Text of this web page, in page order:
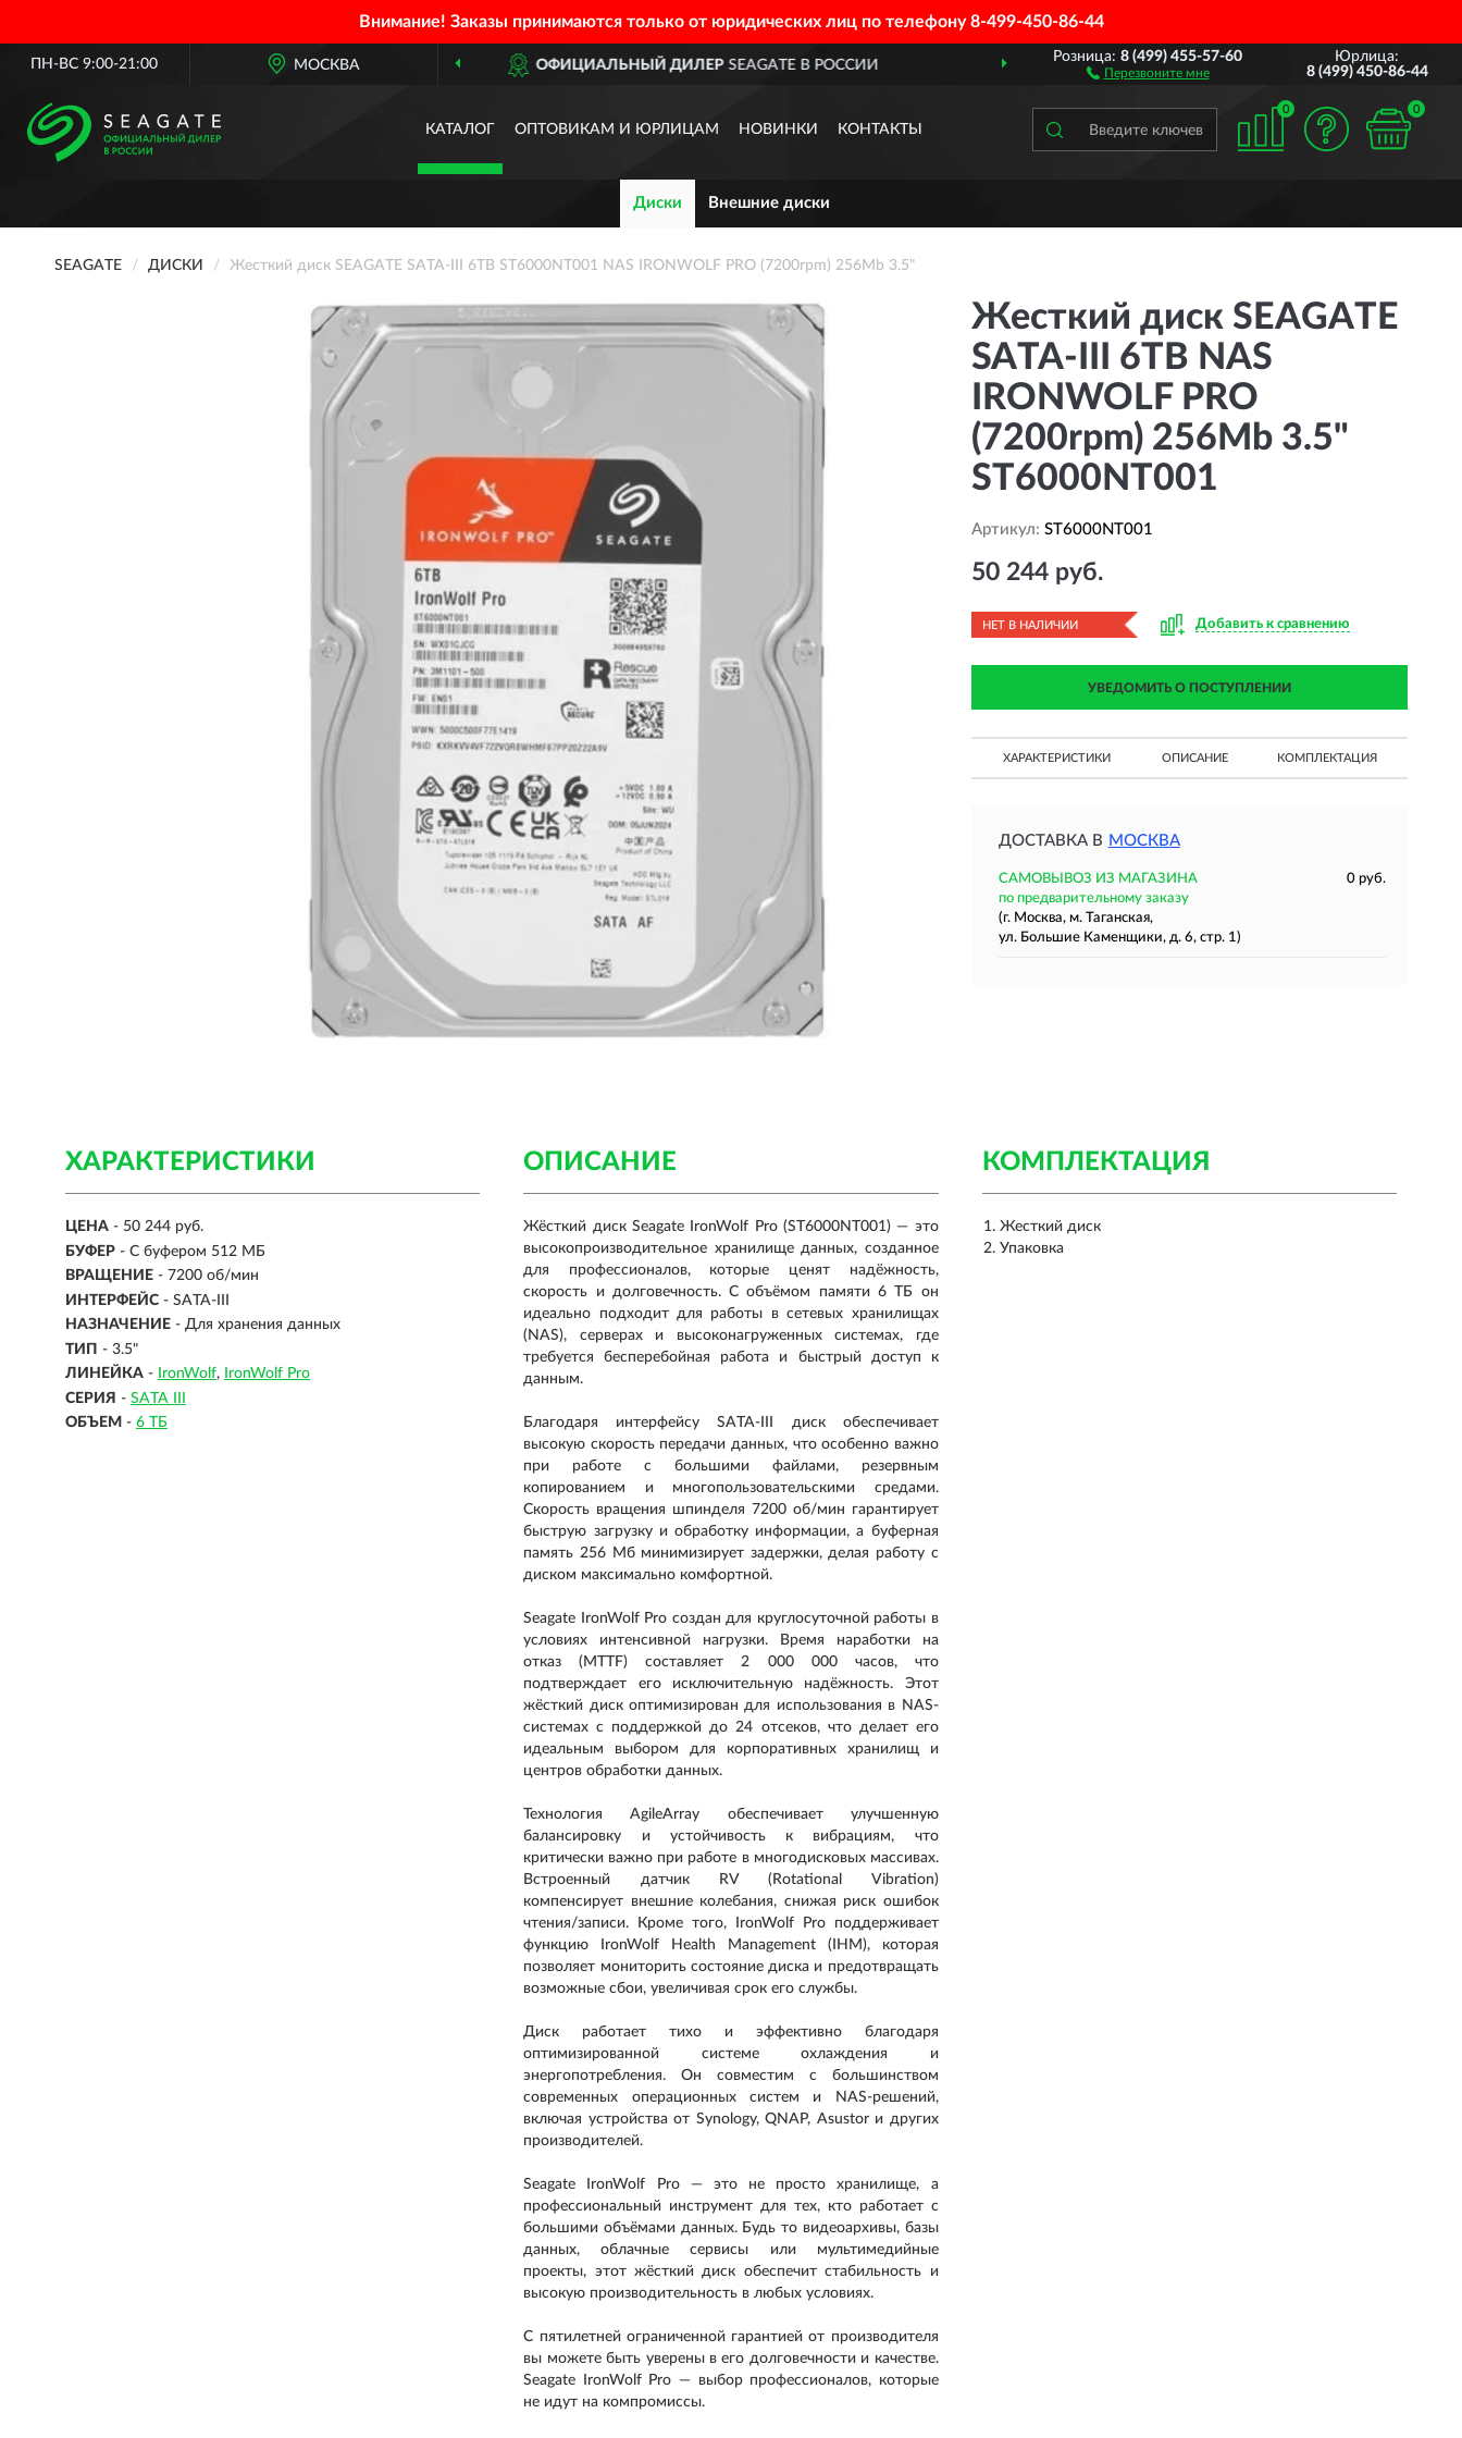
Внимание! Заказы принимаются только от юридических лиц по телефону8-499-450-86-44
ПН-ВС 9:00-21:00 МОСКВА
ОФИЦИАЛЬНЫЙ ДИЛЕР SEAGATE В РОССИИ ДОСТАВИМ ПО ВСЕЙ РОССИИ
Розница:8 (499) 455-57-60
Перезвоните мне
Юрлица:
8 (499) 450-86-44
КАТАЛОГ ОПТОВИКАМ И ЮРЛИЦАМ НОВИНКИ КОНТАКТЫ
0 0
Диски Внешние диски
SEAGATE ДИСКИ Жесткий диск SEAGATE SATA-III 6TB ST6000NT001 NAS IRONWOLF PRO (7200rpm) 256Mb 3.5"
Жесткий диск SEAGATE
SATA-III 6TB NAS
IRONWOLF PRO
(7200rpm) 256Mb 3.5"
ST6000NT001
Артикул: ST6000NT001
50 244 руб.
НЕТ В НАЛИЧИИ Добавить к сравнению
УВЕДОМИТЬ О ПОСТУПЛЕНИИ
ХАРАКТЕРИСТИКИ ОПИСАНИЕ КОМПЛЕКТАЦИЯ
ДОСТАВКА В МОСКВА
САМОВЫВОЗ ИЗ МАГАЗИНА
0 руб.
по предварительному заказу
(г. Москва, м. Таганская,
ул. Большие Каменщики, д. 6, стр. 1)
ХАРАКТЕРИСТИКИ
ЦЕНА - 50 244 руб.
БУФЕР - С буфером 512 МБ
ВРАЩЕНИЕ - 7200 об/мин
ИНТЕРФЕЙС - SATA-III
НАЗНАЧЕНИЕ - Для хранения данных
ТИП - 3.5"
ЛИНЕЙКА - IronWolf
IronWolf Pro
СЕРИЯ - SATA III
ОБЪЕМ - 6 ТБ
КОМПЛЕКТАЦИЯ
Жесткий диск
Упаковка
ОПИСАНИЕ
Жёсткий диск Seagate IronWolf Pro (ST6000NT001) — это
высокопроизводительное хранилище данных, созданное
для профессионалов, которые ценят надёжность,
скорость и долговечность. С объёмом памяти 6 ТБ он
идеально подходит для работы в сетевых хранилищах
(NAS), серверах и высоконагруженных системах, где
требуется бесперебойная работа и быстрый доступ к
данным.
Благодаря интерфейсу SATA-III диск обеспечивает
высокую скорость передачи данных, что особенно важно
при работе с большими файлами, резервным
копированием и многопользовательскими средами.
Скорость вращения шпинделя 7200 об/мин гарантирует
быструю загрузку и обработку информации, а буферная
память 256 Мб минимизирует задержки, делая работу с
диском максимально комфортной.
Seagate IronWolf Pro создан для круглосуточной работы в
условиях интенсивной нагрузки. Время наработки на
отказ (MTTF) составляет 2 000 000 часов, что
подтверждает его исключительную надёжность. Этот
жёсткий диск оптимизирован для использования в NAS-
системах с поддержкой до 24 отсеков, что делает его
идеальным выбором для корпоративных хранилищ и
центров обработки данных.
Технология AgileArray обеспечивает улучшенную
балансировку и устойчивость к вибрациям, что
критически важно при работе в многодисковых массивах.
Встроенный датчик RV (Rotational Vibration)
компенсирует внешние колебания, снижая риск ошибок
чтения/записи. Кроме того, IronWolf Pro поддерживает
функцию IronWolf Health Management (IHM), которая
позволяет мониторить состояние диска и предотвращать
возможные сбои, увеличивая срок его службы.
Диск работает тихо и эффективно благодаря
оптимизированной системе охлаждения и
энергопотребления. Он совместим с большинством
современных операционных систем и NAS-решений,
включая устройства от Synology, QNAP, Asustor и других
производителей.
Seagate IronWolf Pro — это не просто хранилище, а
профессиональный инструмент для тех, кто работает с
большими объёмами данных. Будь то видеоархивы, базы
данных, облачные сервисы или мультимедийные
проекты, этот жёсткий диск обеспечит стабильность и
высокую производительность в любых условиях.
С пятилетней ограниченной гарантией от производителя
вы можете быть уверены в его долговечности и качестве.
Seagate IronWolf Pro — выбор профессионалов, которые
не идут на компромиссы.